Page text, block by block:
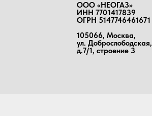
ООО «НЕОГАЗ»
ИНН 7701417839
ОГРН 5147746461671
105066, Москва,
ул. Доброслободская,
д.7/1, строение 3